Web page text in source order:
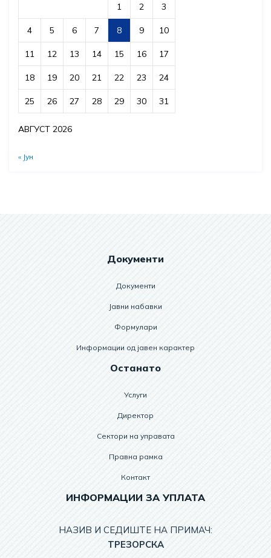
АВГУСТ 2026
1 2 3
4 5 6 7 8 9 10
11 12 13 14 15 16 17
18 19 20 21 22 23 24
25 26 27 28 29 30 31
« Јун
Документи
Документи
Јавни набавки
Формулари
Информации од јавен карактер
Останато
Услуги
Директор
Сектори на управата
Правна рамка
Контакт
ИНФОРМАЦИИ ЗА УПЛАТА
НАЗИВ И СЕДИШТЕ НА ПРИМАЧ:
TРЕЗОРСКА